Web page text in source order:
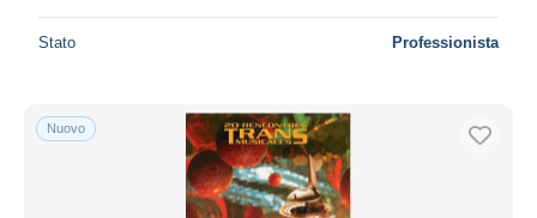
Stato Professionista
Nuovo